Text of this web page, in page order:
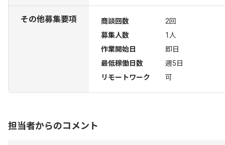
その他募集要項 商談回数
2回
募集人数
1人
作業開始日
即日
最低稼働日数
週5日
リモートワーク
可
担当者からのコメント